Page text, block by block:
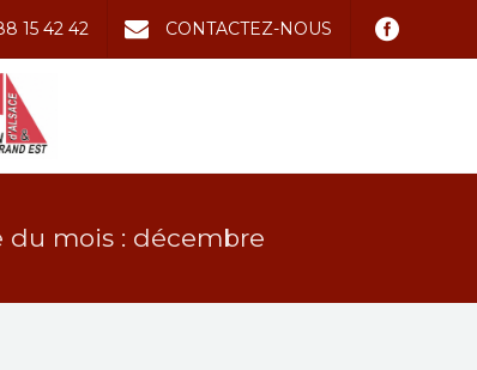
15 42 42 CONTACTEZ-NOUS
du mois : décembre